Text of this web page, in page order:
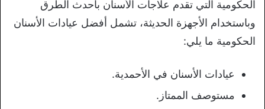
الحكومية التي تقدم علاجات الأسنان بأحدث الطرق
وباستخدام الأجهزة الحديثة، تشمل أفضل عيادات الأسنان
الحكومية ما يلي:
عيادات الأسنان في الأحمدية.
مستوصف الممتاز.